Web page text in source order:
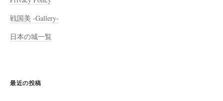
戦国美 -Gallery-
日本の城一覧
最近の投稿